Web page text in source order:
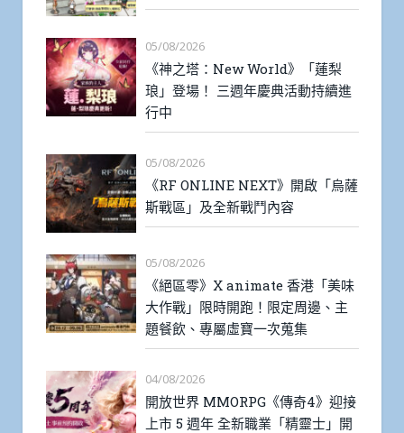
05/08/2026
《神之塔：New World》「蓮梨
琅」登場！ 三週年慶典活動持續進
行中
05/08/2026
《RF ONLINE NEXT》開啟「烏薩
斯戰區」及全新戰鬥內容
05/08/2026
《絕區零》X animate 香港「美味
大作戰」限時開跑！限定周邊、主
題餐飲、專屬虛寶一次蒐集
04/08/2026
開放世界 MMORPG《傳奇4》迎接
上市 5 週年 全新職業「精靈士」開